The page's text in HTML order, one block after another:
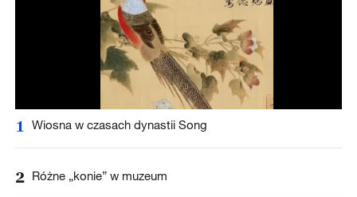
1 Wiosna w czasach dynastii Song
2 Różne „konie” w muzeum